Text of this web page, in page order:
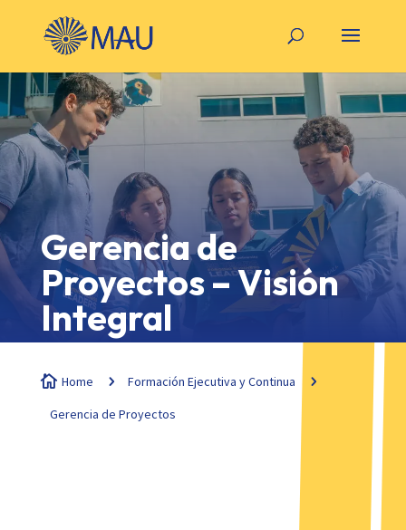
Gerencia de
Proyectos – Visión
Integral
 Home 5 Formación Ejecutiva y Continua
5
Gerencia de Proyectos